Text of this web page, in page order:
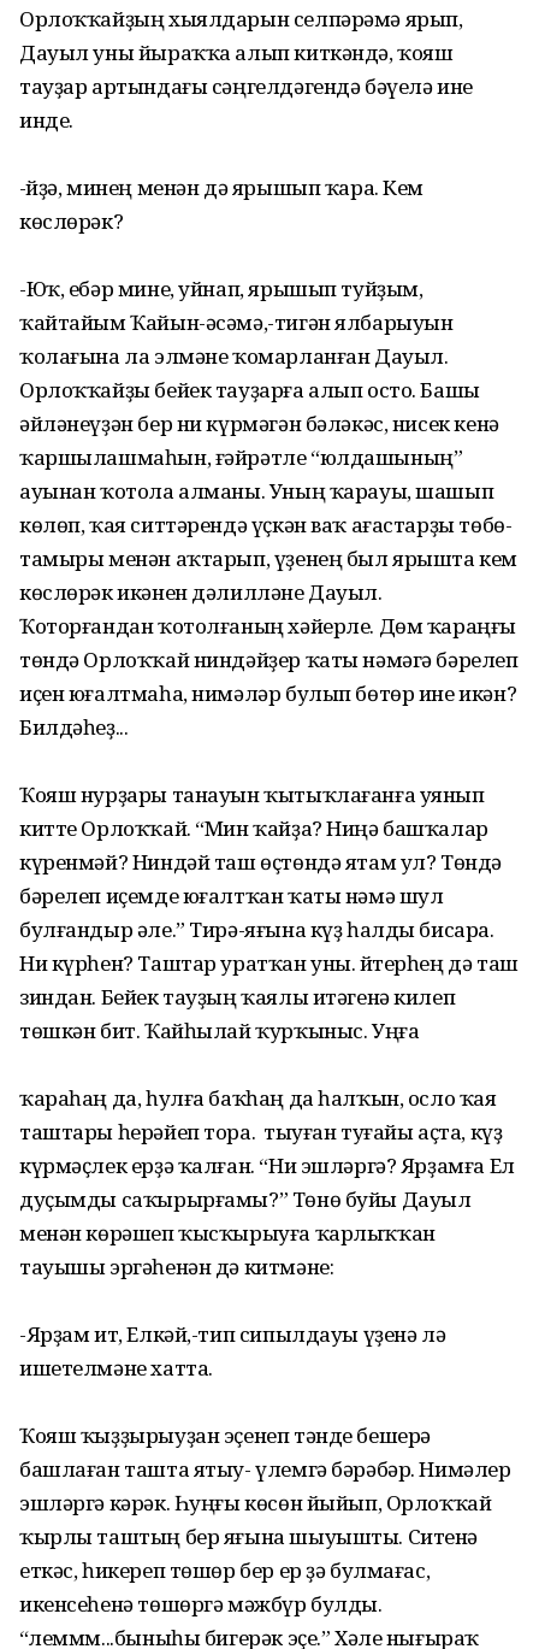
Орлоҡҡайҙың хыялдарын селпәрәмә ярып,
Дауыл уны йыраҡҡа алып киткәндә, ҡояш
тауҙар артындағы сәңгелдәгендә бәүелә ине
инде.
-Әйҙә, минең менән дә ярышып ҡара. Кем
көслөрәк?
-Юҡ, ебәр мине, уйнап, ярышып туйҙым,
ҡайтайым Ҡайын-әсәмә,-тигән ялбарыуын
ҡолағына ла элмәне ҡомарланған Дауыл.
Орлоҡҡайҙы бейек тауҙарға алып осто. Башы
әйләнеүҙән бер ни күрмәгән бәләкәс, нисек кенә
ҡаршылашмаһын, ғәйрәтле “юлдашының”
ауынан ҡотола алманы. Уның ҡарауы, шашып
көлөп, ҡая ситтәрендә үҫкән ваҡ ағастарҙы төбө-
тамыры менән аҡтарып, үҙенең был ярышта кем
көслөрәк икәнен дәлилләне Дауыл.
Ҡоторғандан ҡотолғаның хәйерле. Дөм ҡараңғы
төндә Орлоҡҡай ниндәйҙер ҡаты нәмәгә бәрелеп
иҫен юғалтмаһа, нимәләр булып бөтөр ине икән?
Билдәһеҙ...
Ҡояш нурҙары танауын ҡытыҡлағанға уянып
китте Орлоҡҡай. “Мин ҡайҙа? Ниңә башҡалар
күренмәй? Ниндәй таш өҫтөндә ятам ул? Төндә
бәрелеп иҫемде юғалтҡан ҡаты нәмә шул
булғандыр әле.” Тирә-яғына күҙ һалды бисара.
Ни күрһен? Таштар уратҡан уны. Әйтерһең дә таш
зиндан. Бейек тауҙың ҡаялы итәгенә килеп
төшкән бит. Ҡайһылай ҡурҡыныс. Уңға
ҡараһаң да, һулға баҡһаң да һалҡын, осло ҡая
таштары һерәйеп тора. Ә тыуған туғайы аҫта, күҙ
күрмәҫлек ерҙә ҡалған. “Ни эшләргә? Ярҙамға Ел
дуҫымды саҡырырғамы?” Төнө буйы Дауыл
менән көрәшеп ҡысҡырыуға ҡарлыҡҡан
тауышы эргәһенән дә китмәне:
-Ярҙам ит, Елкәй,-тип сипылдауы үҙенә лә
ишетелмәне хатта.
Ҡояш ҡыҙҙырыуҙан эҫенеп тәнде бешерә
башлаған ташта ятыу- үлемгә бәрәбәр. Нимәлер
эшләргә кәрәк. Һуңғы көсөн йыйып, Орлоҡҡай
ҡырлы таштың бер яғына шыуышты. Ситенә
еткәс, һикереп төшөр бер ер ҙә булмағас,
икенсеһенә төшөргә мәжбүр булды.
“Әлеммм...быныһы бигерәк эҫе.” Хәле нығыраҡ